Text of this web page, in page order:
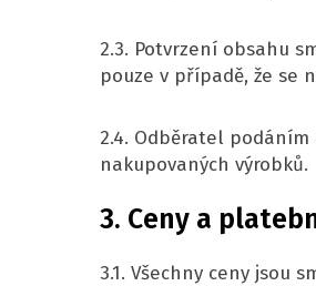
2.3. Potvrzení obsahu
pouze v případě, že se
2.4. Odběratel
nakupovaných výrobků.
3. Ceny a
3.1. Všechny ceny jsou